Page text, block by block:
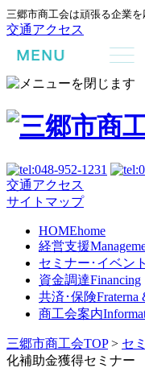
三郷市商工会は頑張る企業を
交通アクセス
交通アクセス
サイトマップ
HOMEhome
経営支援
セミナー･イベント
資金調達Financing
共済･保険Fraterna
商工会案内
三郷市商工会TOP> セ
化補助金獲得セミナー